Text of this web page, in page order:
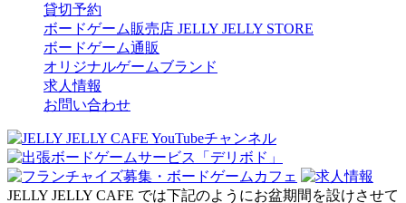
貸切予約
ボードゲーム販売店 JELLY JELLY STORE
ボードゲーム通販
オリジナルゲームブランド
求人情報
お問い合わせ
JELLY JELLY CAFE では下記のようにお盆期間を設けさせて